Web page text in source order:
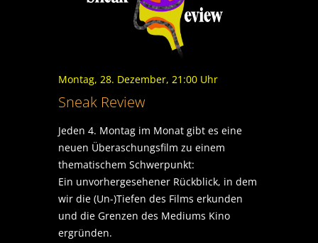
Montag, 28. Dezember, 21:00 Uhr
Sneak Review
Jeden 4. Montag im Monat gibt es eine
neuen Überaschungsfilm zu einem
thematischem Schwerpunkt:
Ein unvorhergesehener Rückblick, in dem
wir die (Un-)Tiefen des Films erkunden
und die Grenzen des Mediums Kino
ergründen.